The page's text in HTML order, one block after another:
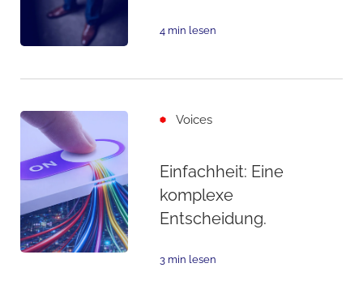
4 min lesen
Voices
Einfachheit: Eine
komplexe
Entscheidung.
3 min lesen